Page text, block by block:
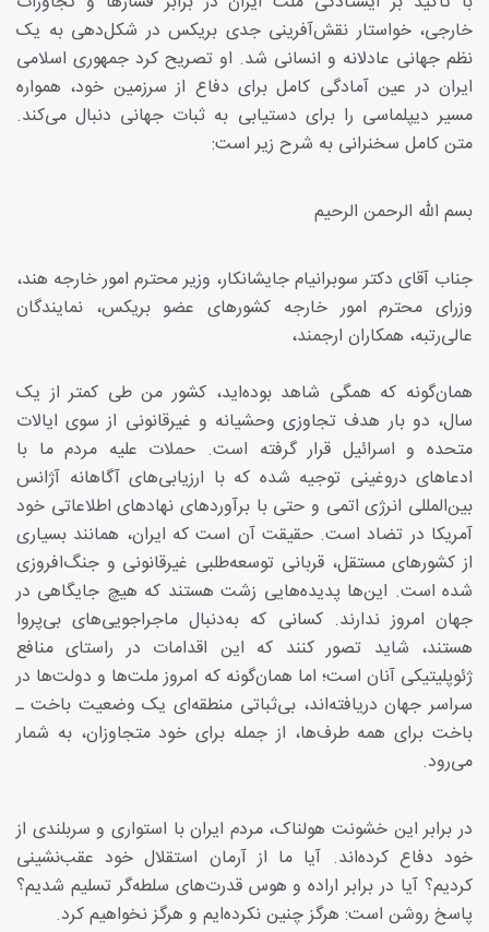
خارجی، خواستار نقش‌آفرینی جدی بریکس در شکل‌دهی به یک
نظم جهانی عادلانه و انسانی شد. او تصریح کرد جمهوری اسلامی
ایران در عین آمادگی کامل برای دفاع از سرزمین خود، همواره
مسیر دیپلماسی را برای دستیابی به ثبات جهانی دنبال می‌کند.
متن کامل سخنرانی به شرح زیر است:
بسم الله الرحمن الرحیم
جناب آقای دکتر سوبرانیام جایشانکار، وزیر محترم امور خارجه هند،
وزرای محترم امور خارجه کشورهای عضو بریکس، نمایندگان
عالی‌رتبه، همکاران ارجمند،
همان‌گونه که همگی شاهد بوده‌اید، کشور من طی کمتر از یک
سال، دو بار هدف تجاوزی وحشیانه و غیرقانونی از سوی ایالات
متحده و اسرائیل قرار گرفته است. حملات علیه مردم ما با
ادعاهای دروغینی توجیه شده که با ارزیابی‌های آگاهانه آژانس
بین‌المللی انرژی اتمی و حتی با برآوردهای نهادهای اطلاعاتی خود
آمریکا در تضاد است. حقیقت آن است که ایران، همانند بسیاری
از کشورهای مستقل، قربانی توسعه‌طلبی غیرقانونی و جنگ‌افروزی
شده است. این‌ها پدیده‌هایی زشت هستند که هیچ جایگاهی در
جهان امروز ندارند. کسانی که به‌دنبال ماجراجویی‌های بی‌پروا
هستند، شاید تصور کنند که این اقدامات در راستای منافع
ژئوپلیتیکی آنان است؛ اما همان‌گونه که امروز ملت‌ها و دولت‌ها در
سراسر جهان دریافته‌اند، بی‌ثباتی منطقه‌ای یک وضعیت باخت ـ
باخت برای همه طرف‌ها، از جمله برای خود متجاوزان، به شمار
می‌رود.
در برابر این خشونت هولناک، مردم ایران با استواری و سربلندی از
خود دفاع کرده‌اند. آیا ما از آرمان استقلال خود عقب‌نشینی
کردیم؟ آیا در برابر اراده و هوس قدرت‌های سلطه‌گر تسلیم شدیم؟
پاسخ روشن است: هرگز چنین نکرده‌ایم و هرگز نخواهیم کرد.